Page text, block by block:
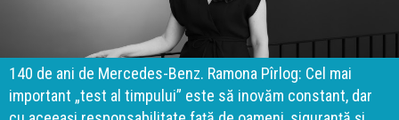
140 de ani de Mercedes-Benz. Ramona Pîrlog: Cel mai
important „test al timpului” este să inovăm constant, dar